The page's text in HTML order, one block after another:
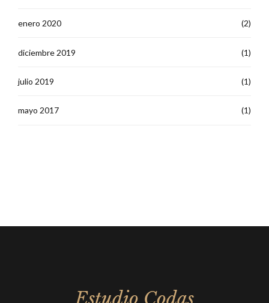
enero 2020 (2)
diciembre 2019 (1)
julio 2019 (1)
mayo 2017 (1)